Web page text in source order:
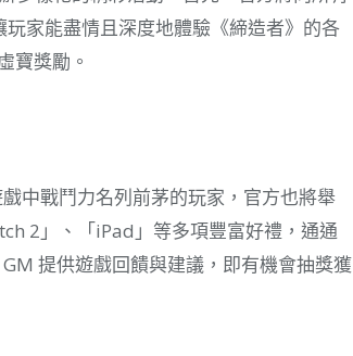
家能盡情且深度地體驗《締造者》的各
寶獎勵。
中戰鬥力名列前茅的玩家，官方也將舉
2」、「iPad」等多項豐富好禮，通通
提供遊戲回饋與建議，即有機會抽獎獲